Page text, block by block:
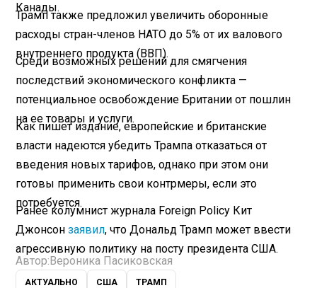
Канады.
Трамп также предложил увеличить оборонные
расходы стран-членов НАТО до 5% от их валового
внутреннего продукта (ВВП).
Среди возможных решений для смягчения
последствий экономического конфликта —
потенциальное освобождение Британии от пошлин
на ее товары и услуги.
Как пишет издание, европейские и британские
власти надеются убедить Трампа отказаться от
введения новых тарифов, однако при этом они
готовы применить свои контрмеры, если это
потребуется.
Ранее колумнист журнала Foreign Policy Кит
Джонсонзаявил, что Дональд Трамп может ввести
агрессивную политику на посту президента США.
Автор: Вероника Пасиковская
АКТУАЛЬНО США ТРАМП